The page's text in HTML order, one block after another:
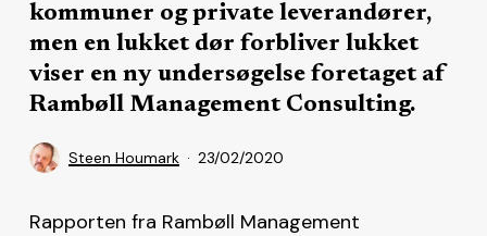
kommuner og private leverandører,
men en lukket dør forbliver lukket
viser en ny undersøgelse foretaget af
Rambøll Management Consulting.
Steen Houmark 23/02/2020
Rapporten fra Rambøll Management